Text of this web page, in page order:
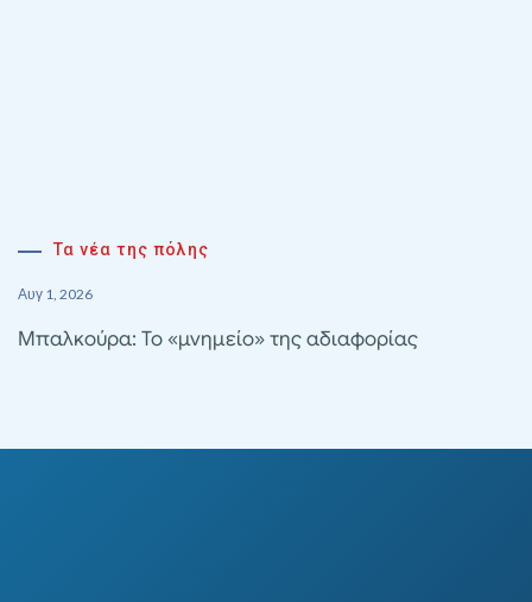
Τα νέα της πόλης
Αυγ 1, 2026
Μπαλκούρα: Το «μνημείο» της αδιαφορίας